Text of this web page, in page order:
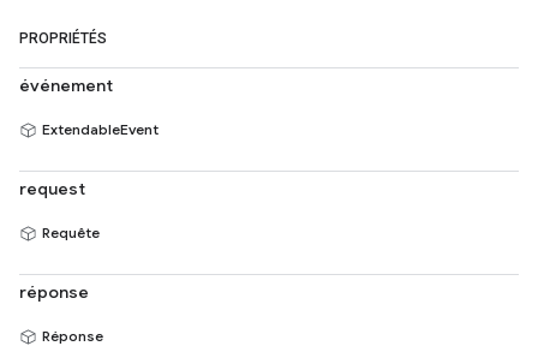
PROPRIÉTÉS
événement
ExtendableEvent
request
Requête
réponse
Réponse